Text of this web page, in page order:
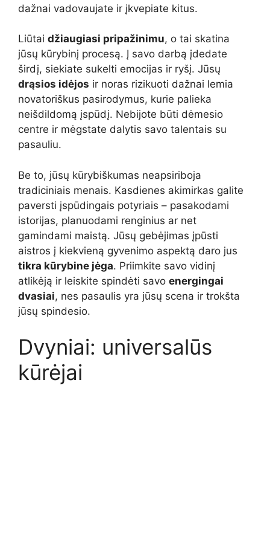
dažnai vadovaujate ir įkvepiate kitus.
Liūtai džiaugiasi pripažinimu, o tai skatina
jūsų kūrybinį procesą. Į savo darbą įdedate
širdį, siekiate sukelti emocijas ir ryšį. Jūsų
drąsios idėjos ir noras rizikuoti dažnai lemia
novatoriškus pasirodymus, kurie palieka
neišdildomą įspūdį. Nebijote būti dėmesio
centre ir mėgstate dalytis savo talentais su
pasauliu.
Be to, jūsų kūrybiškumas neapsiriboja
tradiciniais menais. Kasdienes akimirkas galite
paversti įspūdingais potyriais – pasakodami
istorijas, planuodami renginius ar net
gamindami maistą. Jūsų gebėjimas įpūsti
aistros į kiekvieną gyvenimo aspektą daro jus
tikra kūrybine jėga. Priimkite savo vidinį
atlikėją ir leiskite spindėti savo energingai
dvasiai, nes pasaulis yra jūsų scena ir trokšta
jūsų spindesio.
Dvyniai: universalūs
kūrėjai